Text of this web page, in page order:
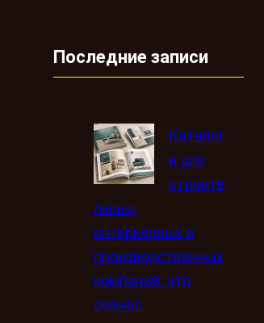
Последние записи
Каталог
и для
строите
льных,
интерьерных и
производственных
компаний: что
сейчас